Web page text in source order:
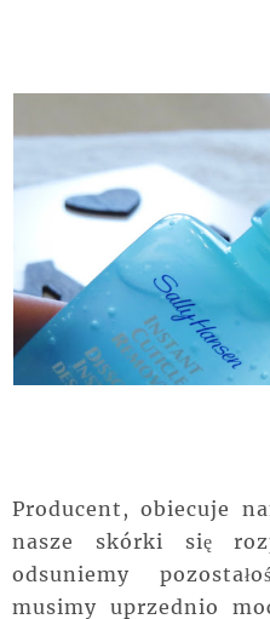
Producent, obiecuje
nasze skórki się
odsuniemy
musimy uprzednio